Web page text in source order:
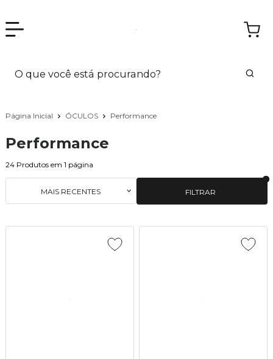
Página Inicial ÓCULOS Performance
Performance
24 Produtos em 1 página
FILTRAR
MAIS RECENTES